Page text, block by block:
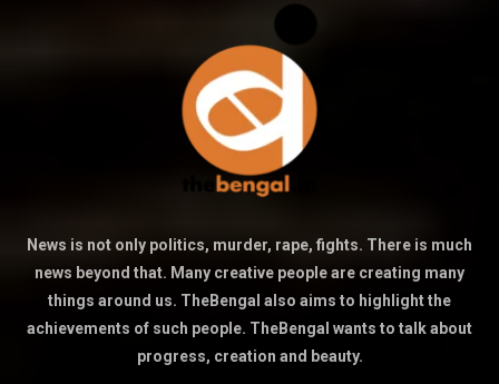
News is not only politics, murder, rape, fights. There is much
news beyond that. Many creative people are creating many
things around us. TheBengal also aims to highlight the
achievements of such people. TheBengal wants to talk about
progress, creation and beauty.